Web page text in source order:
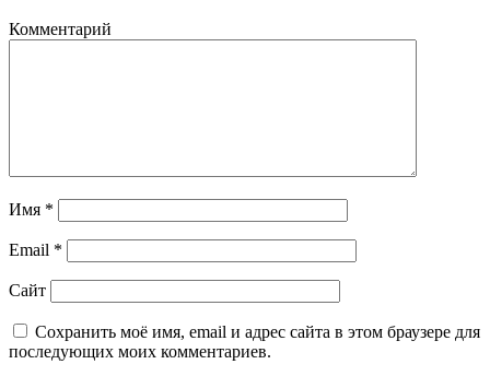
Комментарий
Имя *
Email *
Сайт
Сохранить моё имя, email и адрес сайта в этом браузере для
последующих моих комментариев.